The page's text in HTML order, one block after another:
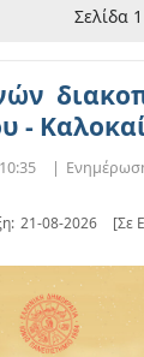
Σελίδα
-
|
21-08-2026 [Σε